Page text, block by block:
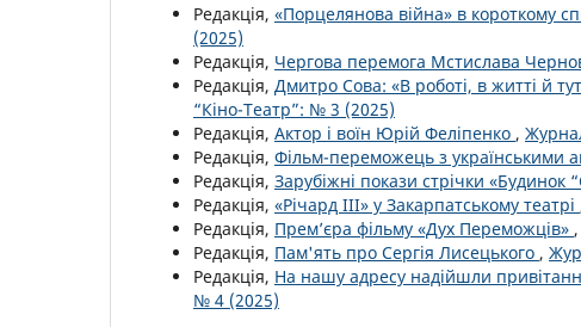
Редакція, «Порцелянова війна» в короткому
(2025)
Редакція, Чергова перемога Мстислава
Редакція, Дмитро Сова: «В роботі, в житті й
“Кіно-Театр”: № 3 (2025)
Редакція, Актор і воїн Юрій Феліпенко ,
Редакція, Фільм-переможець з українськими
Редакція, Зарубіжні покази стрічки «Будинок
Редакція, «Річард ІІІ» у Закарпатському театрі
Редакція, Прем’єра фільму «Дух Переможців» ,
Редакція, Пам'ять про Сергія Лисецького ,
Редакція, На нашу адресу надійшли
№ 4 (2025)